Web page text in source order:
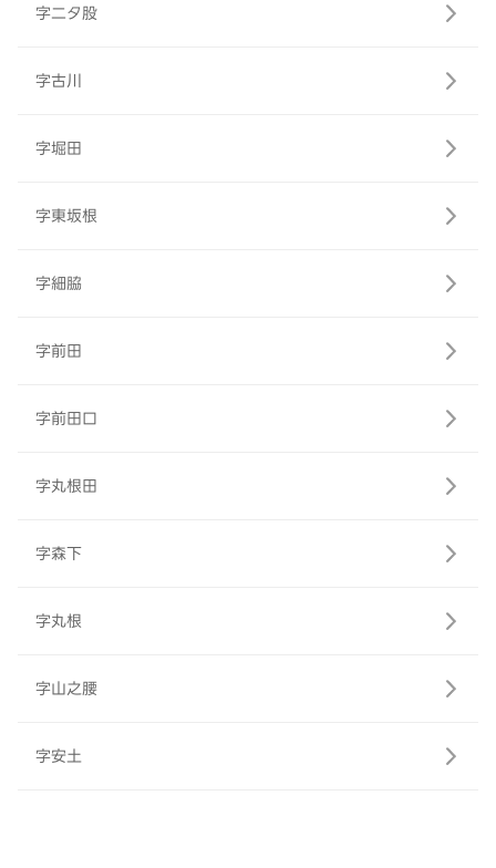
字二タ股
字古川
字堀田
字東坂根
字細脇
字前田
字前田口
字丸根田
字森下
字丸根
字山之腰
字安土